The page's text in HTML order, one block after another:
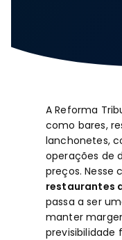
A Reforma
como bares,
lanchonetes,
operações de
preços. Nesse
restaurantes
passa a ser
manter
previsibilidade